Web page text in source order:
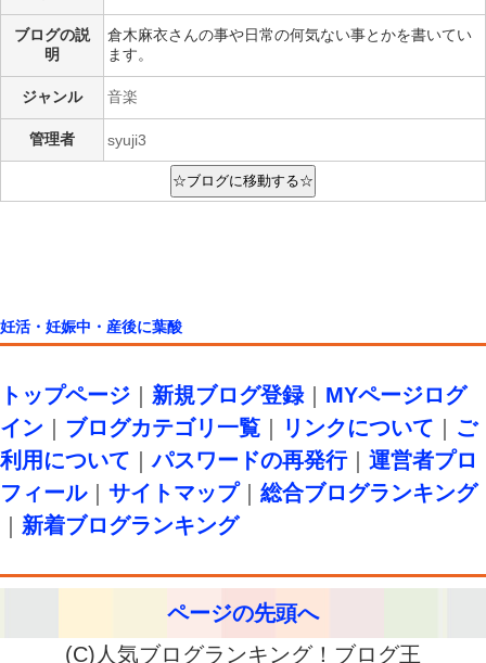
ブログの説
明
倉木麻衣さんの事や日常の何気ない事とかを書いてい
ます。
ジャンル 音楽
管理者 syuji3
妊活・妊娠中・産後に葉酸
トップページ 新規ブログ登録｜ MYページログ
イン
ブログカテゴリ一覧 リンクについて
ご
利用について ｜パスワードの再発行｜ 運営者プロ
フィール｜ サイトマップ｜ 総合ブログランキング
新着ブログランキング
ページの先頭へ
(C)人気ブログランキング！ブログ王